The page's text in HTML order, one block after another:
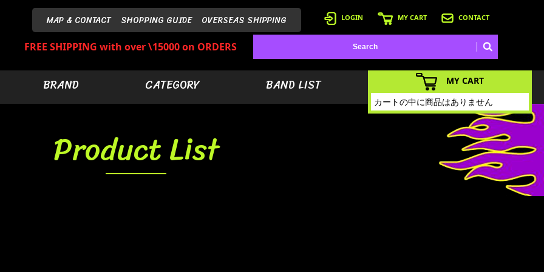
MAP & CONTACT SHOPPING GUIDE OVERSEAS SHIPPING LOGIN MY CART CONTACT
FREE SHIPPING with over \15000 on ORDERS
BRAND CATEGORY BAND LIST
Product List
MY CART
カートの中に商品はありません